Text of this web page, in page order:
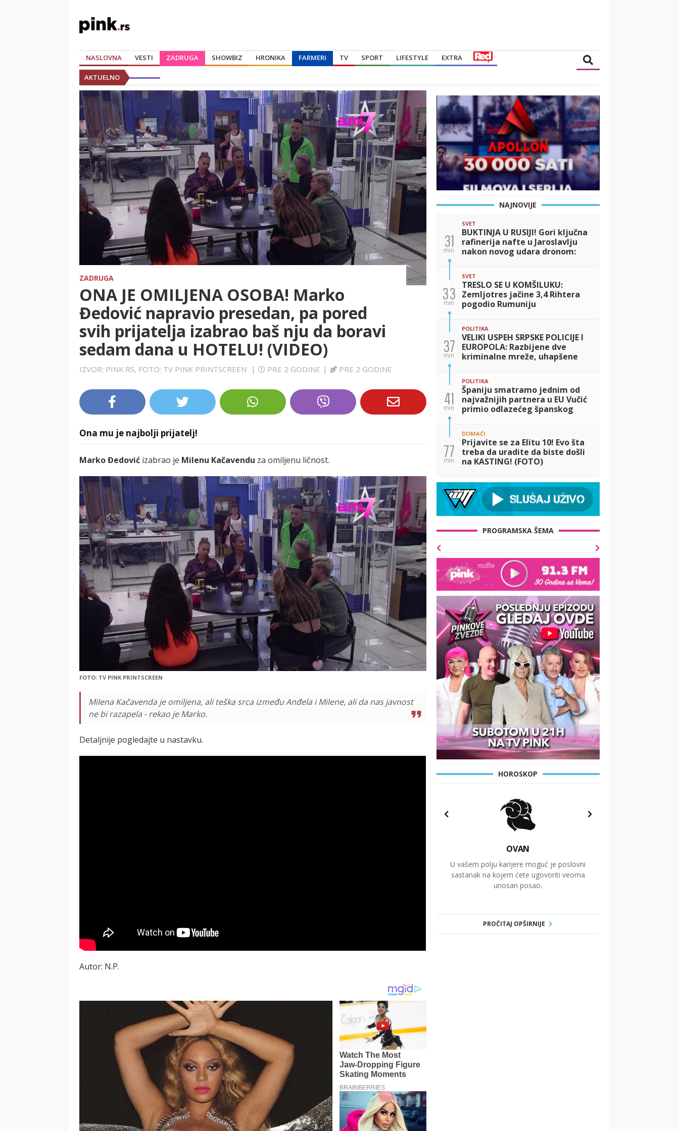
NASLOVNA VESTI ZADRUGA SHOWBIZ HRONIKA FARMERI TV SPORT LIFESTYLE EXTRA
AKTUELNO
ZADRUGA
ONA JE OMILJENA OSOBA! Marko
Đedović napravio presedan, pa pored
svih prijatelja izabrao baš nju da boravi
sedam dana u HOTELU! (VIDEO)
IZVOR: PINK.RS, FOTO: TV PINK PRINTSCREEN | PRE 2 GODINE | PRE 2 GODINE
Ona mu je najbolji prijatelj!
Marko Đedović izabrao je Milenu Kačavendu za omiljenu ličnost.
FOTO: TV PINK PRINTSCREEN
Milena Kačavenda je omiljena, ali teška srca između Anđela i Milene, ali da nas javnost
ne bi razapela - rekao je Marko.
Detaljnije pogledajte u nastavku.
Autor: N.P.
NAJNOVIJE
31
min
SVET
BUKTINJA U RUSIJI! Gori ključna
rafinerija nafte u Jaroslavlju
nakon novog udara dronom:
33
min
SVET
TRESLO SE U KOMŠILUKU:
Zemljotres jačine 3,4 Rihtera
pogodio Rumuniju
37
min
POLITIKA
VELIKI USPEH SRPSKE POLICIJE I
EUROPOLA: Razbijene dve
kriminalne mreže, uhapšene
41
min
POLITIKA
Španiju smatramo jednim od
najvažnijih partnera u EU Vučić
primio odlazećeg španskog
poseti kralja Felipea VI i
premijera Sančez
77
min
DOMAĆI
Prijavite se za Elitu 10! Evo šta
treba da uradite da biste došli
na KASTING! (FOTO)
PROGRAMSKA ŠEMA
HOROSKOP
OVAN
U vašem polju karijere moguć je poslovni
sastanak na kojem ćete ugovoriti veoma
unosan posao.
PROČITAJ OPŠIRNIJE